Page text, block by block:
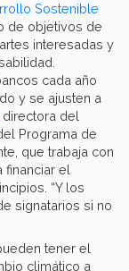
Sostenible
de objetivos de
interesadas y
cada año
y se ajusten a
, directora del
Programa de
que trabaja con
financiar el
“Y los
signatarios si no
tener el
climático a